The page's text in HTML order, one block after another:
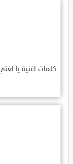
كلمات اغنية يا